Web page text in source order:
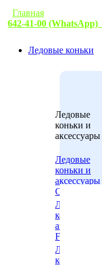
Главная
642-41-00 (WhatsApp)
Ледовые коньки
Ледовые
коньки и
аксессуары
Ледовые
коньки и
аксессуары
CK
Ледовые
коньки и
аксессуары
Flame
Ледовые
коньки и